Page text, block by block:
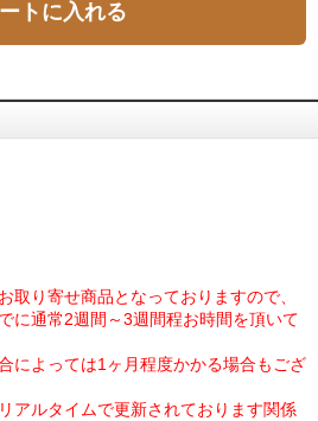
トに入れる
取り寄せ商品となっておりますので、
に通常2週間～3週間程お時間を頂いて
によっては1ヶ月程度かかる場合もござ
アルタイムで更新されております関係